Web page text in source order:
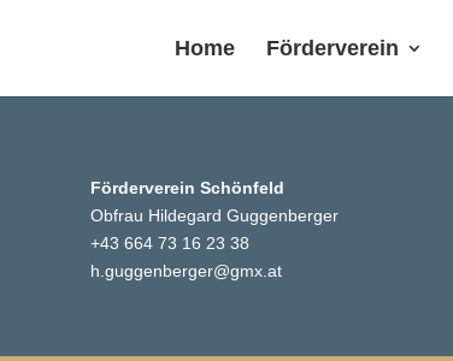
Home Förderverein
Förderverein Schönfeld
Obfrau Hildegard Guggenberger
+43 664 73 16 23 38
h.guggenberger@gmx.at